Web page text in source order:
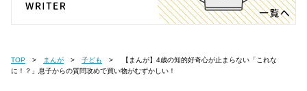
TOP まんが 子ども
に！？」息子からの質問攻めで買い物がむずかしい！